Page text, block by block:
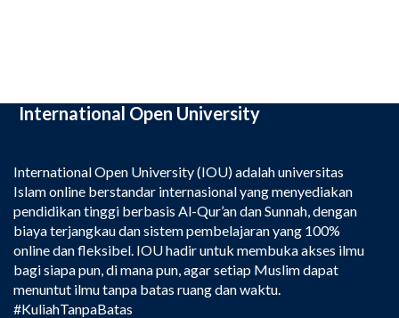
International Open University
International Open University (IOU) adalah universitas
Islam online berstandar internasional yang menyediakan
pendidikan tinggi berbasis Al-Qur’an dan Sunnah, dengan
biaya terjangkau dan sistem pembelajaran yang 100%
online dan fleksibel. IOU hadir untuk membuka akses ilmu
bagi siapa pun, di mana pun, agar setiap Muslim dapat
menuntut ilmu tanpa batas ruang dan waktu.
#KuliahTanpaBatas